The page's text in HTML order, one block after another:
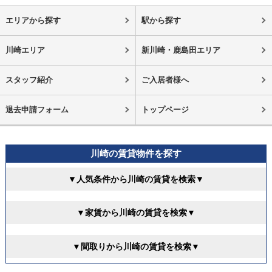
エリアから探す 駅から探す
川崎エリア 新川崎・鹿島田エリア
スタッフ紹介 ご入居者様へ
退去申請フォーム トップページ
川崎の賃貸物件を探す
▼人気条件から川崎の賃貸を検索▼
▼家賃から川崎の賃貸を検索▼
▼間取りから川崎の賃貸を検索▼